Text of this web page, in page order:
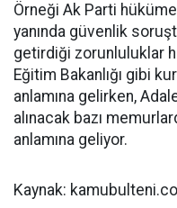
Örneği Ak Parti
yanında güvenlik
getirdiği zorunluluklar
Eğitim Bakanlığı gibi
anlamına gelirken,
alınacak bazı
anlamına geliyor.
Kaynak: